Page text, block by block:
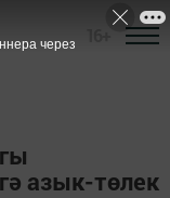
азык-төлек
через